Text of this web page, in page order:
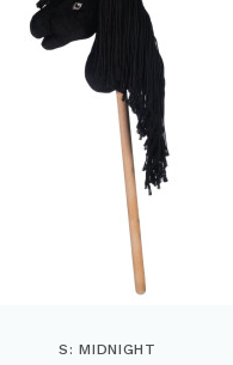
S: MIDNIGHT